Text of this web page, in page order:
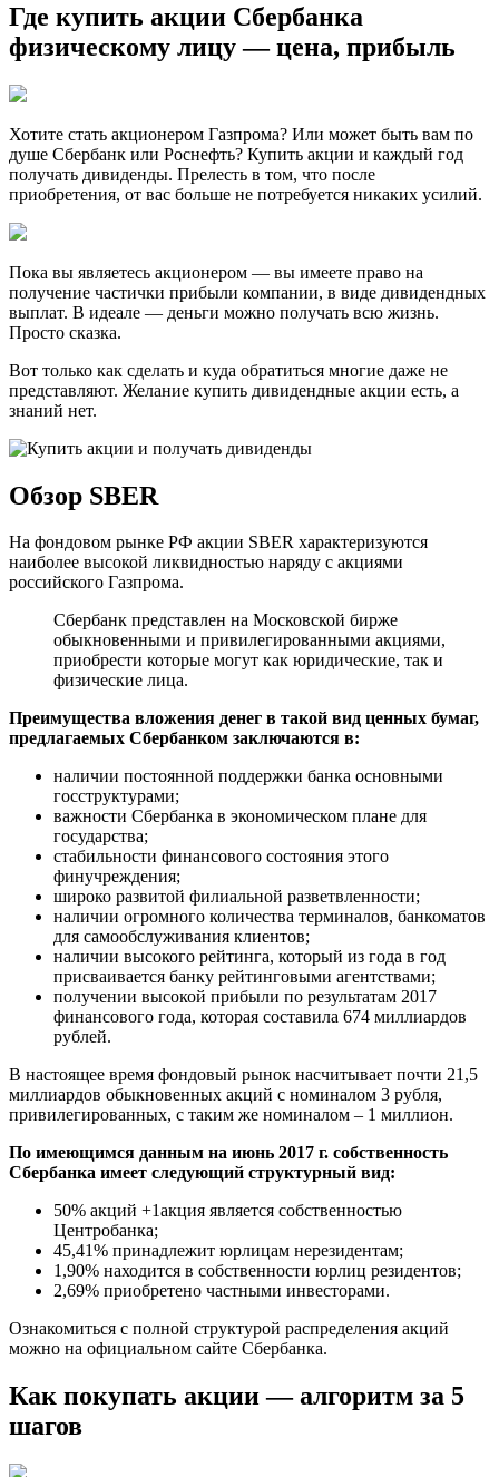
Где купить акции Сбербанка
физическому лицу — цена, прибыль
Хотите стать акционером Газпрома? Или может быть вам по
душе Сбербанк или Роснефть? Купить акции и каждый год
получать дивиденды. Прелесть в том, что после
приобретения, от вас больше не потребуется никаких усилий.
Пока вы являетесь акционером — вы имеете право на
получение частички прибыли компании, в виде дивидендных
выплат. В идеале — деньги можно получать всю жизнь.
Просто сказка.
Вот только как сделать и куда обратиться многие даже не
представляют. Желание купить дивидендные акции есть, а
знаний нет.
Обзор SBER
На фондовом рынке РФ акции SBER характеризуются
наиболее высокой ликвидностью наряду с акциями
российского Газпрома.
Сбербанк представлен на Московской бирже
обыкновенными и привилегированными акциями,
приобрести которые могут как юридические, так и
физические лица.
Преимущества вложения денег в такой вид ценных бумаг,
предлагаемых Сбербанком заключаются в:
наличии постоянной поддержки банка основными
госструктурами;
важности Сбербанка в экономическом плане для
государства;
стабильности финансового состояния этого
финучреждения;
широко развитой филиальной разветвленности;
наличии огромного количества терминалов, банкоматов
для самообслуживания клиентов;
наличии высокого рейтинга, который из года в год
присваивается банку рейтинговыми агентствами;
получении высокой прибыли по результатам 2017
финансового года, которая составила 674 миллиардов
рублей.
В настоящее время фондовый рынок насчитывает почти 21,5
миллиардов обыкновенных акций с номиналом 3 рубля,
привилегированных, с таким же номиналом – 1 миллион.
По имеющимся данным на июнь 2017 г. собственность
Сбербанка имеет следующий структурный вид:
50% акций +1акция является собственностью
Центробанка;
45,41% принадлежит юрлицам нерезидентам;
1,90% находится в собственности юрлиц резидентов;
2,69% приобретено частными инвесторами.
Ознакомиться с полной структурой распределения акций
можно на официальном сайте Сбербанка.
Как покупать акции — алгоритм за 5
шагов